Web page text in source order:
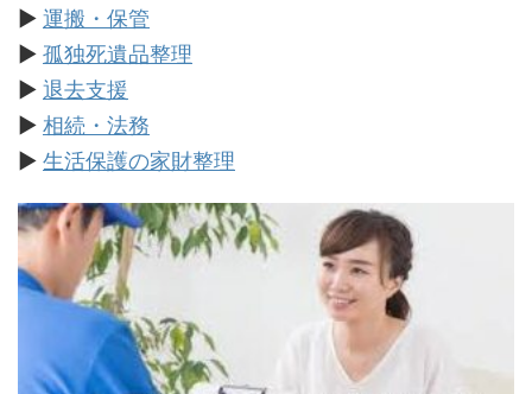
▶ 運搬・保管
▶ 孤独死遺品整理
▶ 退去支援
▶ 相続・法務
▶ 生活保護の家財整理